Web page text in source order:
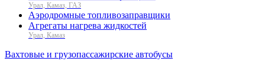
Урал, Камаз, ГАЗ
Аэродромные топливозаправщики
Агрегаты нагрева жидкостей
Урал, Камаз
Вахтовые и грузопассажирские автобусы